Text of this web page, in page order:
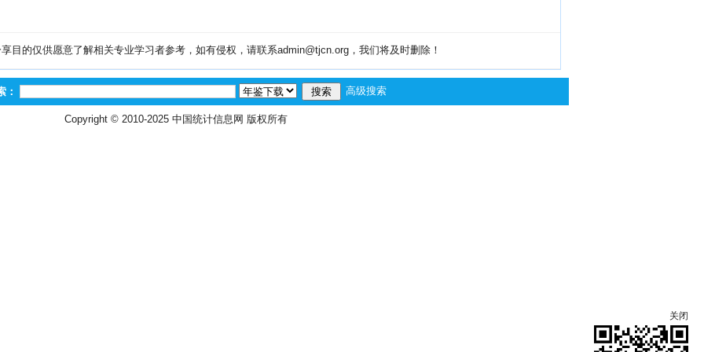
目的仅供愿意了解相关专业学习者参考，如有侵权，请联系admin@tjcn.org，我们将及时删除！
： 高级搜索
Copyright © 2010-2025 中国统计信息网 版权所有
关闭